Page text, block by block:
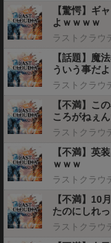
【驚愕】ギ
よｗｗｗｗ
【話題】魔
ういう事だよ
【不満】こ
ころがねぇ
【不満】英
ｗｗｗ
【不満】10
たのにしれ